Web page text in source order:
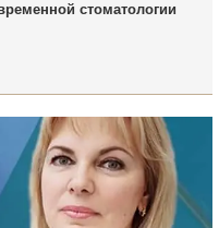
стоматологии